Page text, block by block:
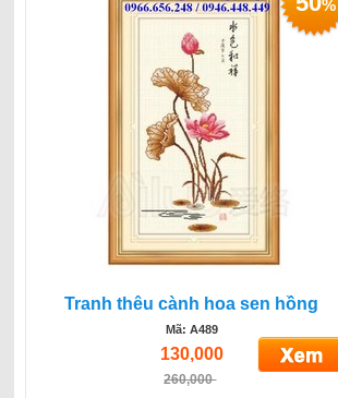
Tranh thêu cành hoa sen hồng
Mã: A489
130,000
260,000
%